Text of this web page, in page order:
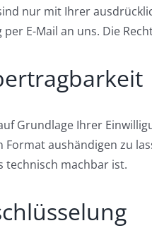
nur mit Ihrer
E-Mail an uns. Die
Grundlage Ihrer
Format aushändigen zu
technisch machbar ist.